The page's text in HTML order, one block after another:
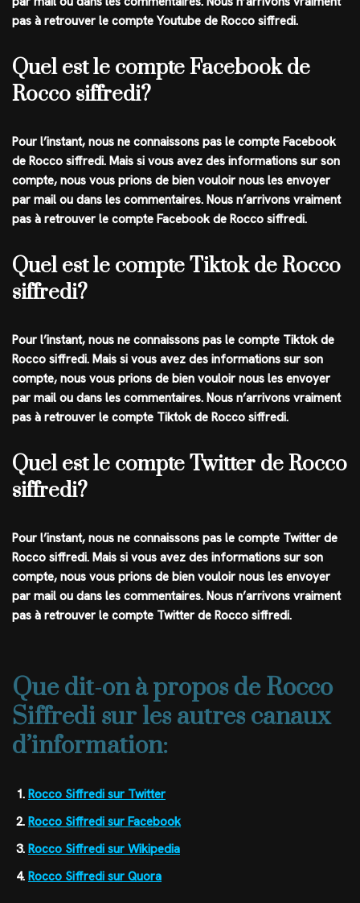
pas à retrouver le compte Youtube de Rocco siffredi.
Quel est le compte Facebook de
Rocco siffredi?
Pour l’instant, nous ne connaissons pas le compte Facebook
de Rocco siffredi. Mais si vous avez des informations sur son
compte, nous vous prions de bien vouloir nous les envoyer
par mail ou dans les commentaires. Nous n’arrivons vraiment
pas à retrouver le compte Facebook de Rocco siffredi.
Quel est le compte Tiktok de Rocco
siffredi?
Pour l’instant, nous ne connaissons pas le compte Tiktokde
Rocco siffredi. Mais si vous avez des informations sur son
compte, nous vous prions de bien vouloir nous les envoyer
par mail ou dans les commentaires. Nous n’arrivons vraiment
pas à retrouver le compte Tiktok de Rocco siffredi.
Quel est le compte Twitter de Rocco
siffredi?
Pour l’instant, nous ne connaissons pas le compte Twitter de
Rocco siffredi. Mais si vous avez des informations sur son
compte, nous vous prions de bien vouloir nous les envoyer
par mail ou dans les commentaires. Nous n’arrivons vraiment
pas à retrouver le compte Twitter de Rocco siffredi.
Que dit-on à propos de Rocco
Siffredi sur les autres canaux
d’information:
Rocco Siffredi sur Twitter
Rocco Siffredi sur Facebook
Rocco Siffredi sur Wikipedia
Rocco Siffredi sur Quora